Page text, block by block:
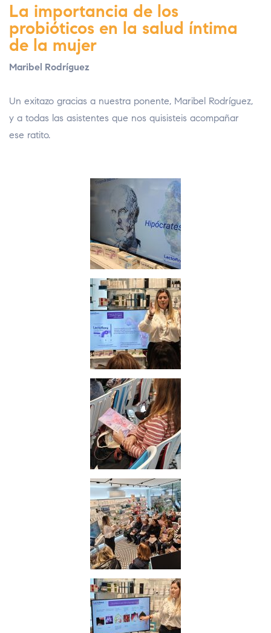
La importancia de los
probióticos en la salud íntima
de la mujer
Maribel Rodríguez
Un exitazo gracias a nuestra ponente, Maribel Rodríguez,
y a todas las asistentes que nos quisisteis acompañar
ese ratito.